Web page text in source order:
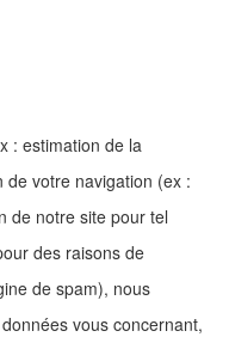
: estimation de la
de votre navigation (ex :
de notre site pour tel
des raisons de
de spam), nous
vous concernant,